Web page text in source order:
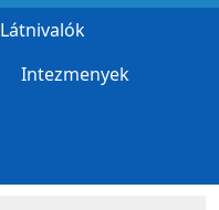
Látnivalók
Intezmenyek